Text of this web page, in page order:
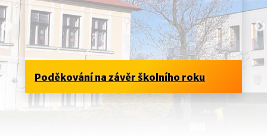
Poděkování na závěr školního roku